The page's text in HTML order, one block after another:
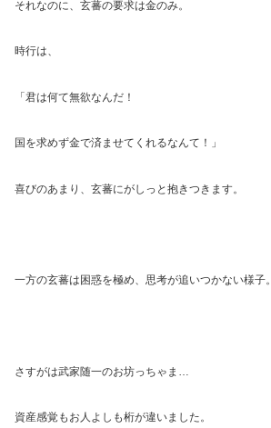
それなのに、玄蕃の要求は金のみ。
時行は、
「君は何て無欲なんだ！
国を求めず金で済ませてくれるなんて！」
喜びのあまり、玄蕃にがしっと抱きつきます。
一方の玄蕃は困惑を極め、思考が追いつかない様子。
さすがは武家随一のお坊っちゃま …
資産感覚もお人よしも桁が違いました。